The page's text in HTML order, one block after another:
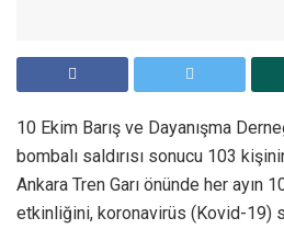
10 Ekim Barış ve Dayanışma
bombalı saldırısı sonucu 103
Ankara Tren Garı önünde her ayın
etkinliğini, koronavirüs (Kovid-19)